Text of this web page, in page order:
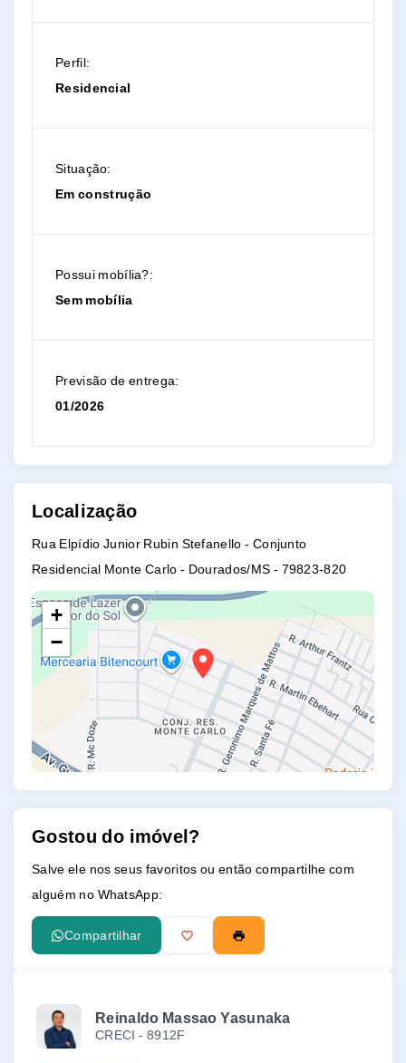
Perfil:
Residencial
Situação:
Em construção
Possui mobília?:
Sem mobília
Previsão de entrega:
01/2026
Localização
Rua Elpídio Junior Rubin Stefanello - Conjunto
Residencial Monte Carlo - Dourados/MS - 79823-820
+
−
Gostou do imóvel?
Salve ele nos seus favoritos ou então compartilhe com
alguém no WhatsApp:
Compartilhar
Reinaldo Massao Yasunaka
CRECI - 8912F